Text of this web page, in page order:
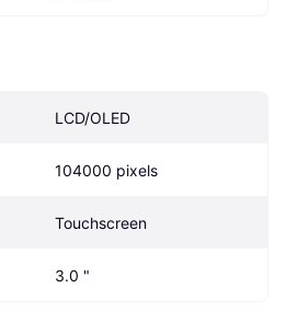
LCD/OLED
104000 pixels
Touchscreen
3.0 "